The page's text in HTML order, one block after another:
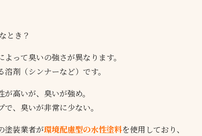
とき？
って臭いの強さが異なります。
剤（シンナーなど）です。
が高いが、臭いが強め。
で、臭いが非常に少ない。
塗装業者が環境配慮型の水性塗料を使用しており、